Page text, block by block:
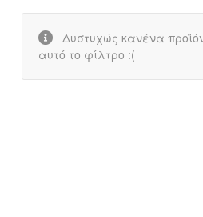
Δυστυχώς κανένα
αυτό το φίλτρο :(